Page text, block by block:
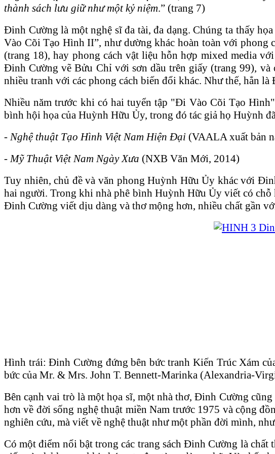
thành sách lưu giữ như một kỷ niệm.” (trang 7)
Đinh Cường là một nghệ sĩ đa tài, đa dạng. Chúng ta thấy
Vào Cõi Tạo Hình II”, như dường khác hoàn toàn với phong
(trang 18), hay phong cách vật liệu hỗn hợp mixed media
Đinh Cường vẽ Bửu Chỉ với sơn dầu trên giấy (trang 99),
nhiều tranh với các phong cách biến đổi khác. Như thế, hẳn
Nhiều năm trước khi có hai tuyển tập "Đi Vào Cõi Tạo
bình hội họa của Huỳnh Hữu Ủy, trong đó tác giả họ Huỳnh
- Nghệ thuật Tạo Hình Việt Nam Hiện Đại (VAALA xuất bản
-Mỹ Thuật Việt Nam Ngày Xưa (NXB Văn Mới, 2014)
Tuy nhiên, chủ đề và văn phong Huỳnh Hữu Ủy khác với
hai người. Trong khi nhà phê bình Huỳnh Hữu Ủy viết có
Đinh Cường viết dịu dàng và thơ mộng hơn, nhiều chất gần
Hình trái: Đinh Cường đứng bên bức tranh Kiến Trúc Xám
bức của Mr. & Mrs. John T. Bennett-Marinka (Alexandria-
Bên cạnh vai trò là một họa sĩ, một nhà thơ, Đinh Cường
hơn về đời sống nghệ thuật miền Nam trước 1975 và cộng
nghiên cứu, mà viết về nghệ thuật như một phần đời mình,
Có một điểm nổi bật trong các trang sách Đinh Cường là chất